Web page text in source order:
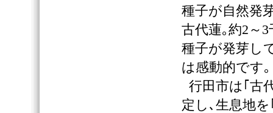
種子が自然発
古代蓮｡約2～
種子が発芽し
は感動的です｡
行田市は｢古
定し､生息地